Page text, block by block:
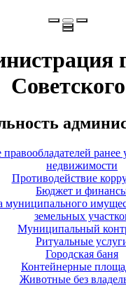
Советского
ранее
недвижимости
Противодействие
Бюджет и
муниципального
земельных
Муниципальный
Ритуальные
Городская баня
Контейнерные
Животные без